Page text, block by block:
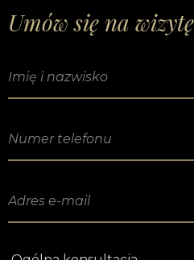
Umów się na